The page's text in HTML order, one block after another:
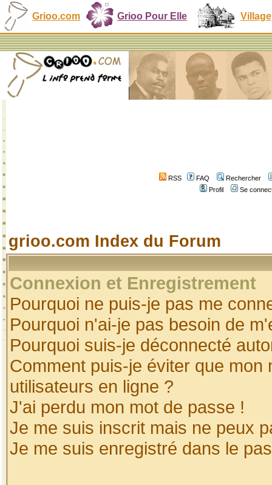
Grioo.com Grioo Pour Elle Village
RSS FAQ
Rechercher
Profil
Se
grioo.com Index du Forum
Connexion et Enregistrement
Pourquoi ne puis-je pas me
Pourquoi n'ai-je pas besoin de
Pourquoi suis-je déconnecté
Comment puis-je éviter que
utilisateurs en ligne ?
J'ai perdu mon mot de passe !
Je me suis inscrit mais ne peux
Je me suis enregistré dans le